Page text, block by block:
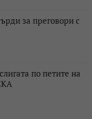
за преговори с
по петите на